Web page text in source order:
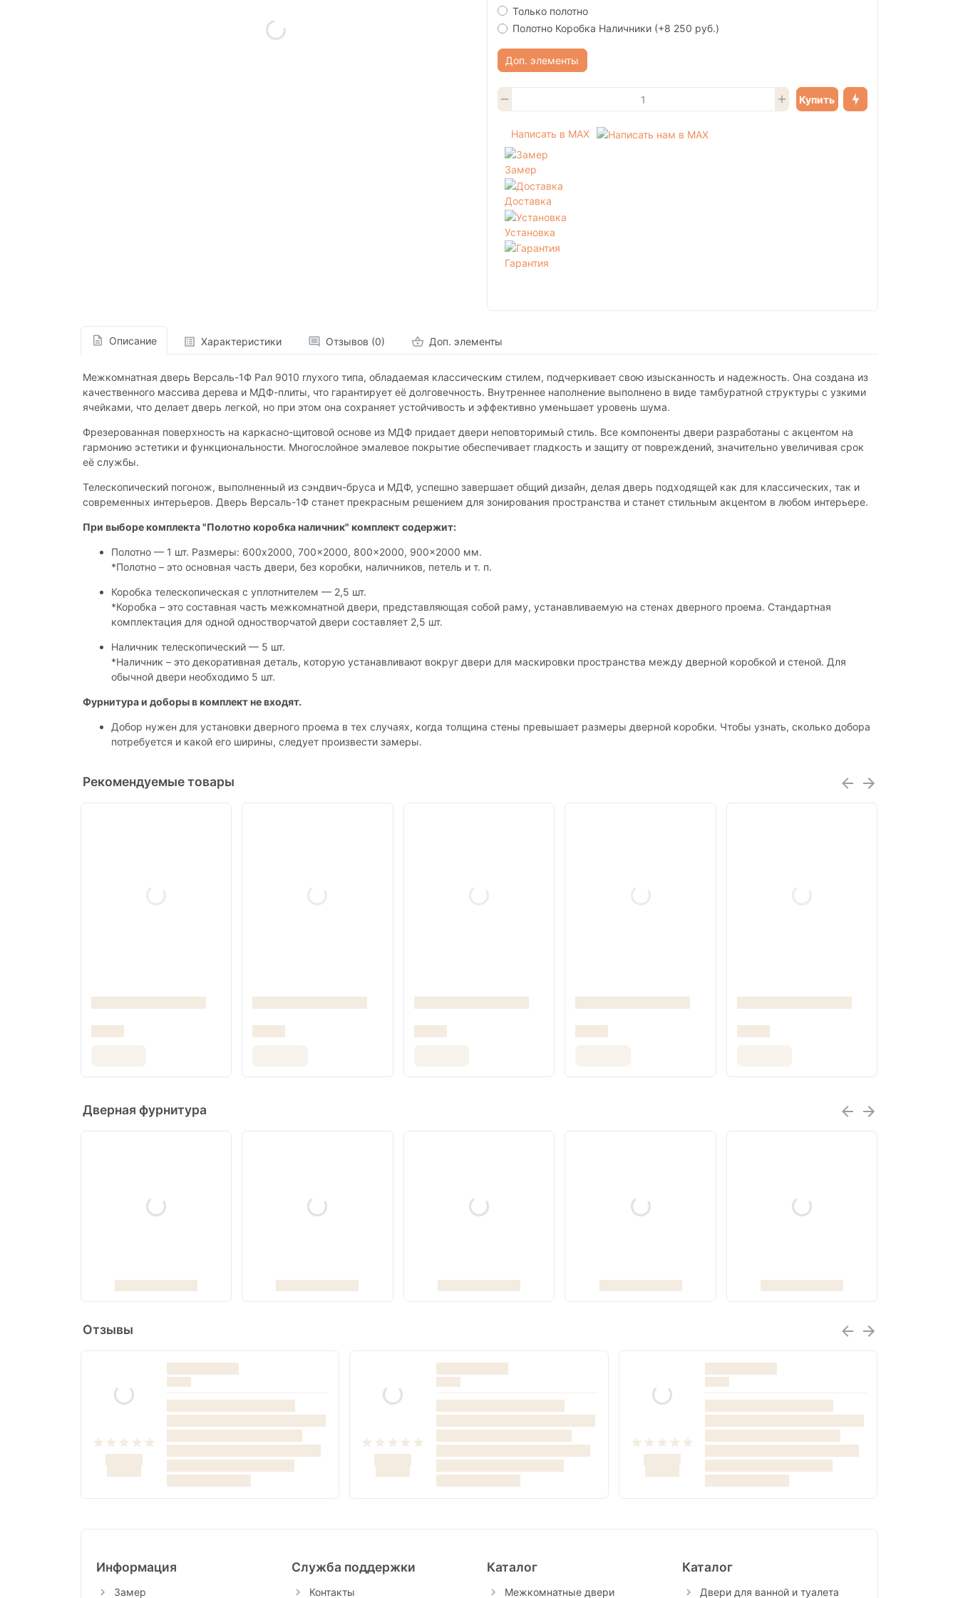
Только полотно
Полотно Коробка Наличники (+8 250 руб.)
Доп. элементы
Купить
Написать в MAX
Замер
Доставка
Установка
Гарантия
Описание Характеристики Отзывов (0) Доп. элементы
Межкомнатная дверь Версаль-1Ф Рал 9010 глухого типа, обладаемая классическим стилем, подчеркивает свою изысканность и надежность. Она создана из
качественного массива дерева и МДФ-плиты, что гарантирует её долговечность. Внутреннее наполнение выполнено в виде тамбуратной структуры с узкими
ячейками, что делает дверь легкой, но при этом она сохраняет устойчивость и эффективно уменьшает уровень шума.
Фрезерованная поверхность на каркасно-щитовой основе из МДФ придает двери неповторимый стиль. Все компоненты двери разработаны с акцентом на
гармонию эстетики и функциональности. Многослойное эмалевое покрытие обеспечивает гладкость и защиту от повреждений, значительно увеличивая срок
её службы.
Телескопический погонож, выполненный из сэндвич-бруса и МДФ, успешно завершает общий дизайн, делая дверь подходящей как для классических, так и
современных интерьеров. Дверь Версаль-1Ф станет прекрасным решением для зонирования пространства и станет стильным акцентом в любом интерьере.
При выборе комплекта "Полотно коробка наличник" комплект содержит:
Полотно — 1 шт. Размеры: 600x2000, 700x2000, 800x2000, 900x2000 мм.
*Полотно – это основная часть двери, без коробки, наличников, петель и т. п.
Коробка телескопическая с уплотнителем — 2,5 шт.
*Коробка – это составная часть межкомнатной двери, представляющая собой раму, устанавливаемую на стенах дверного проема. Стандартная
комплектация для одной одностворчатой двери составляет 2,5 шт.
Наличник телескопический — 5 шт.
*Наличник – это декоративная деталь, которую устанавливают вокруг двери для маскировки пространства между дверной коробкой и стеной. Для
обычной двери необходимо 5 шт.
Фурнитура и доборы в комплект не входят.
Добор нужен для установки дверного проема в тех случаях, когда толщина стены превышает размеры дверной коробки. Чтобы узнать, сколько добора
потребуется и какой его ширины, следует произвести замеры.
Рекомендуемые товары
Дверная фурнитура
Отзывы
Информация
Замер
Служба поддержки
Контакты
Каталог
Межкомнатные двери
Каталог
Двери для ванной и туалета